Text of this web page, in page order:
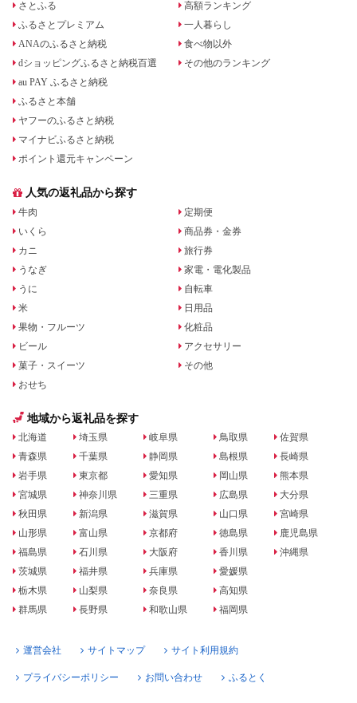
さとふる
ふるさとプレミアム
ANAのふるさと納税
dショッピングふるさと納税百選
au PAY ふるさと納税
ふるさと本舗
ヤフーのふるさと納税
マイナビふるさと納税
ポイント還元キャンペーン
高額ランキング
一人暮らし
食べ物以外
その他のランキング
人気の返礼品から探す
牛肉
いくら
カニ
うなぎ
うに
米
果物・フルーツ
ビール
菓子・スイーツ
おせち
定期便
商品券・金券
旅行券
家電・電化製品
自転車
日用品
化粧品
アクセサリー
その他
地域から返礼品を探す
北海道
青森県
岩手県
宮城県
秋田県
山形県
福島県
茨城県
栃木県
群馬県
埼玉県
千葉県
東京都
神奈川県
新潟県
富山県
石川県
福井県
山梨県
長野県
岐阜県
静岡県
愛知県
三重県
滋賀県
京都府
大阪府
兵庫県
奈良県
和歌山県
鳥取県
島根県
岡山県
広島県
山口県
徳島県
香川県
愛媛県
高知県
福岡県
佐賀県
長崎県
熊本県
大分県
宮崎県
鹿児島県
沖縄県
運営会社 サイトマップ サイト利用規約
プライバシーポリシー お問い合わせ ふるとく